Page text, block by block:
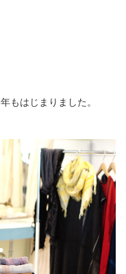
もはじまりました。